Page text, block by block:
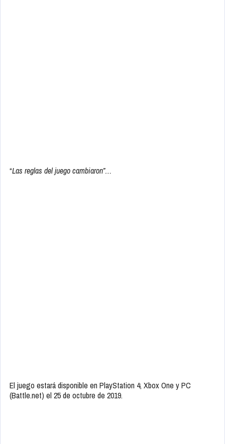
“Las reglas del juego cambiaron”…
El juego estará disponible en PlayStation 4, Xbox One y PC
(Battle.net) el 25 de octubre de 2019.